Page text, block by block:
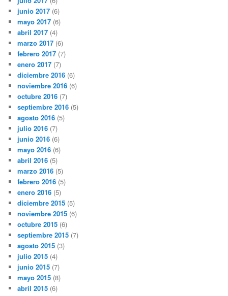
junio 2017 (6)
mayo 2017 (6)
abril 2017 (4)
marzo 2017 (6)
febrero 2017 (7)
enero 2017 (7)
diciembre 2016 (6)
noviembre 2016 (6)
octubre 2016 (7)
septiembre 2016 (5)
agosto 2016 (5)
julio 2016 (7)
junio 2016 (6)
mayo 2016 (6)
abril 2016 (5)
marzo 2016 (5)
febrero 2016 (5)
enero 2016 (5)
diciembre 2015 (5)
noviembre 2015 (6)
octubre 2015 (6)
septiembre 2015 (7)
agosto 2015 (3)
julio 2015 (4)
junio 2015 (7)
mayo 2015 (8)
abril 2015 (6)